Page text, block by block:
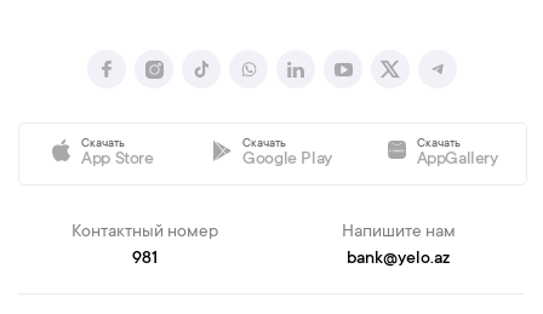
Скачать
App Store
Скачать
Google Play
Скачать
AppGallery
Контактный номер
981
Напишите нам
bank@yelo.az